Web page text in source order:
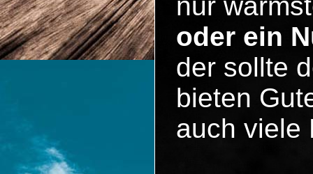
oder ein
der sollte
bieten
auch viele